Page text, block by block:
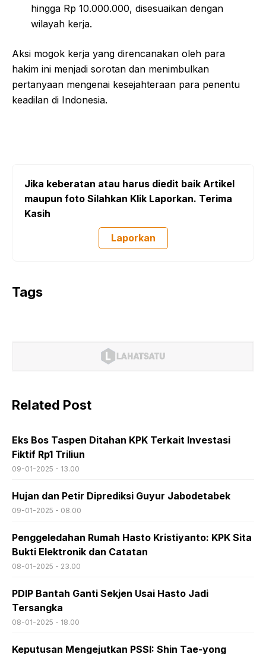
hingga Rp 10.000.000, disesuaikan dengan
wilayah kerja.
Aksi mogok kerja yang direncanakan oleh para
hakim ini menjadi sorotan dan menimbulkan
pertanyaan mengenai kesejahteraan para penentu
keadilan di Indonesia.
Jika keberatan atau harus diedit baik Artikel
maupun foto Silahkan Klik Laporkan. Terima
Kasih
Laporkan
Tags
Related Post
Eks Bos Taspen Ditahan KPK Terkait Investasi
Fiktif Rp1 Triliun
09-01-2025 - 13.00
Hujan dan Petir Diprediksi Guyur Jabodetabek
09-01-2025 - 08.00
Penggeledahan Rumah Hasto Kristiyanto: KPK Sita
Bukti Elektronik dan Catatan
08-01-2025 - 23.00
PDIP Bantah Ganti Sekjen Usai Hasto Jadi
Tersangka
08-01-2025 - 18.00
Keputusan Mengejutkan PSSI: Shin Tae-yong